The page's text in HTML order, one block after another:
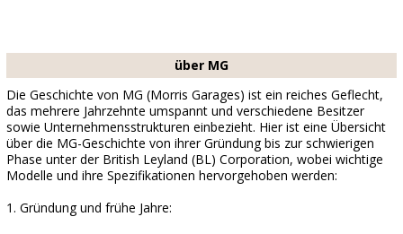
über MG
Die Geschichte von MG (Morris Garages) ist ein reiches Geflecht,
das mehrere Jahrzehnte umspannt und verschiedene Besitzer
sowie Unternehmensstrukturen einbezieht. Hier ist eine Übersicht
über die MG-Geschichte von ihrer Gründung bis zur schwierigen
Phase unter der British Leyland (BL) Corporation, wobei wichtige
Modelle und ihre Spezifikationen hervorgehoben werden:
1. Gründung und frühe Jahre: